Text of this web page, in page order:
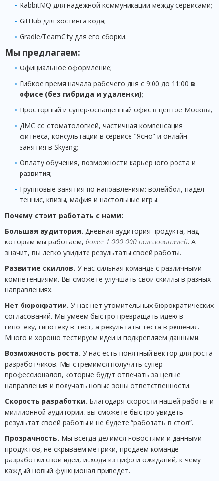
RabbitMQ для надежной коммуникации между сервисами;
GitHub для хостинга кода;
Gradle/TeamCity для его сборки.
Мы предлагаем:
Официальное оформление;
Гибкое время начала рабочего дня с 9:00 до 11:00 в
офисе (без гибрида и удаленки);
Просторный и супер-оснащенный офис в центре Москвы;
ДМС со стоматологией, частичная компенсация
фитнеса, консультации в сервисе "Ясно" и онлайн-
занятия в Skyeng;
Оплату обучения, возможности карьерного роста и
развития;
Групповые занятия по направлениям: волейбол, падел-
теннис, квизы, мафия и настольные игры.
Почему стоит работать с нами:
Большая аудитория. Дневная аудитория продукта, над
которым мы работаем, более 1 000 000 пользователей. А
значит, вы легко увидите результаты своей работы.
Развитие скиллов. У нас сильная команда с различными
компетенциями. Вы сможете улучшать свои скиллы в разных
направлениях.
Нет бюрократии. У нас нет утомительных бюрократических
согласований. Мы умеем быстро превращать идею в
гипотезу, гипотезу в тест, а результаты теста в решения.
Много и хорошо тестируем идеи и подкрепляем данными.
Возможность роста. У нас есть понятный вектор для роста
разработчиков. Мы стремимся получить супер
профессионалов, которые будут отвечать за целые
направления и получать новые зоны ответственности.
Скорость разработки. Благодаря скорости нашей работы и
миллионной аудитории, вы сможете быстро увидеть
результат своей работы и не будете “работать в стол”.
Прозрачность. Мы всегда делимся новостями и данными
продуктов, не скрываем метрики, продаем команде
разработки свои идеи, исходя из цифр и ожиданий, к чему
каждый новый функционал приведет.